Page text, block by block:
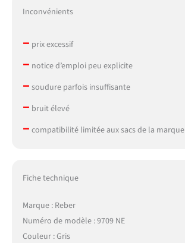
Inconvénients
– prix excessif
– notice d’emploi peu explicite
– soudure parfois insuffisante
– bruit élevé
– compatibilité limitée aux sacs de la marque
Fiche technique
Marque : Reber
Numéro de modèle : 9709 NE
Couleur : Gris